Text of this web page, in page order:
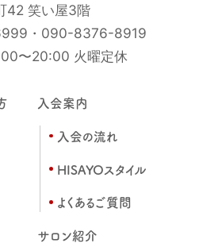
42 笑い屋3階
・ 090-8376-8919
〜20:00 火曜定休
入会案内
入会の流れ
HISAYOスタイル
よくあるご質問
サロン紹介